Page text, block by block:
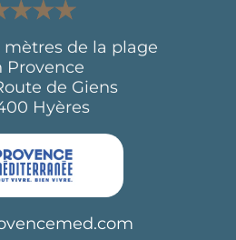
de la plage
Provence
de Giens
Hyères